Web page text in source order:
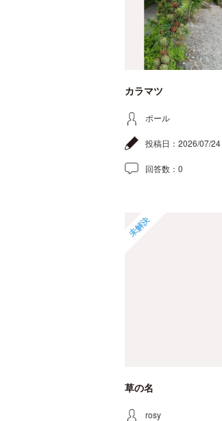
カラマツ
ポール
投稿日： 2026/07/24
回答数： 0
未解決
草の名
rosy